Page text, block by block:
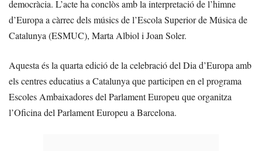
democràcia. L’acte ha conclòs amb la interpretació de l’himne
d’Europa a càrrec dels músics de l’Escola Superior de Música de
Catalunya (ESMUC), Marta Albiol i Joan Soler.
Aquesta és la quarta edició de la celebració del Dia d’Europa amb
els centres educatius a Catalunya que participen en el programa
Escoles Ambaixadores del Parlament Europeu que organitza
l’Oficina del Parlament Europeu a Barcelona.